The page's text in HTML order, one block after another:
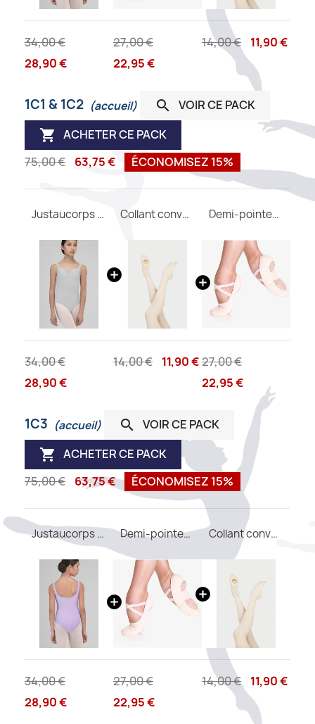
34,00 €
28,90 €
27,00 €
22,95 €
14,00 € 11,90 €
1C1 & 1C2 (accueil)  VOIR CE PACK
 ACHETER CE PACK
75,00 €
63,75 € ÉCONOMISEZ 15%
Justaucorps FAUSTINE WEAR MOI
34,00 €
28,90 €
Collant convertible DIV03 WEAR MOI
14,00 € 11,90 €
Demi-pointes SO DANCA SD16 B
27,00 €
22,95 €
1C3 (accueil)  VOIR CE PACK
 ACHETER CE PACK
75,00 €
63,75 € ÉCONOMISEZ 15%
Justaucorps FAUSTINE WEAR MOI
34,00 €
28,90 €
Demi-pointes SO DANCA SD16 B
27,00 €
22,95 €
Collant convertible DIV03 WEAR MOI
14,00 € 11,90 €